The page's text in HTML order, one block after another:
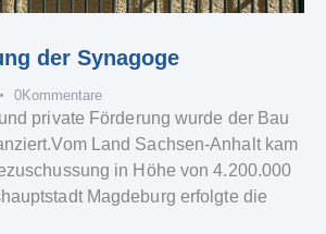
der Synagoge
0Kommentare
private Förderung wurde der Bau
Land Sachsen-Anhalt kam
in Höhe von 4.200.000
Magdeburg erfolgte die